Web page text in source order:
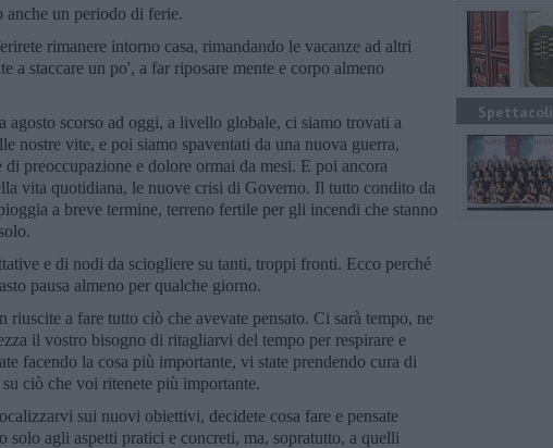
un periodo di ferie.
rimanere intorno casa, rimandando le vacanze ad altri
a staccare un po', a far riposare mente e corpo almeno
agosto scorso ad oggi, a livello globale, ci siamo trovati a
nostre vite, e poi siamo spaventati da una nuova guerra,
preoccupazione e dolore ormai da mesi. E poi ancora
vita quotidiana, le nuove crisi di Governo. Il tutto condito da
a breve termine, terreno fertile per gli incendi che stanno
e di nodi da sciogliere su tanti, troppi fronti. Ecco perché
pausa almeno per qualche giorno.
riuscite a fare tutto ciò che avevate pensato. Ci sarà tempo, ne
il vostro bisogno di ritagliarvi del tempo per respirare e
facendo la cosa più importante, vi state prendendo cura di
ciò che voi ritenete più importante.
sui nuovi obiettivi, decidete cosa fare e pensate
agli aspetti pratici e concreti, ma, sopratutto, a quelli
Spettacoli